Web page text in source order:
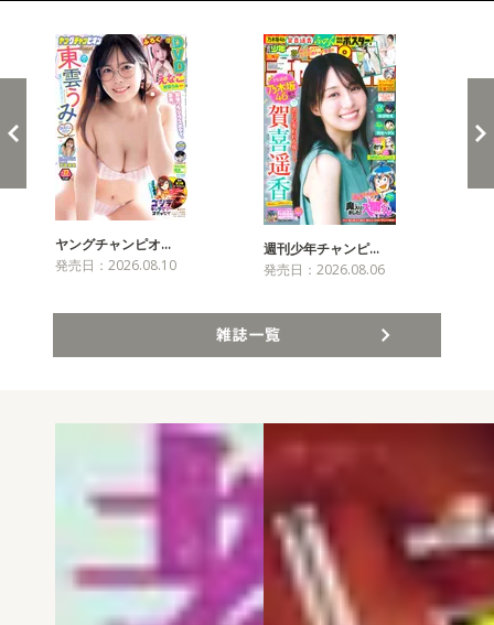
ヤングチャンピオ…
発売日：2026.08.10
週刊少年チャンピ…
発売日：2026.08.06